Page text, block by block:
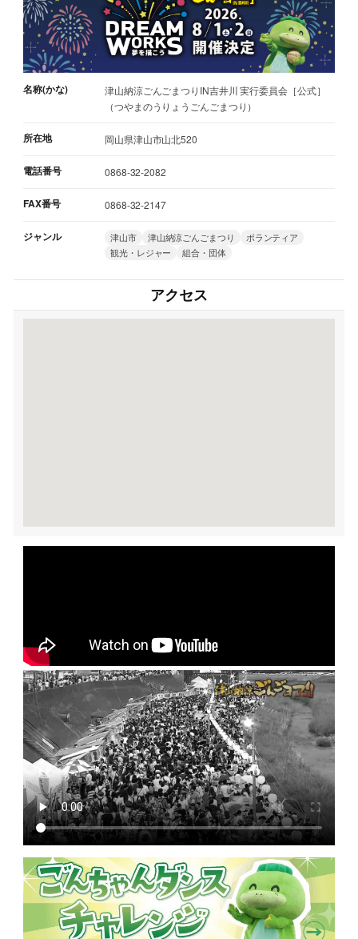
名称(かな)
津山納涼ごんごまつりIN吉井川 実行委員会［公式］
（つやまのうりょうごんごまつり）
所在地 岡山県津山市山北520
電話番号 0868-32-2082
FAX番号 0868-32-2147
ジャンル 津山市 津山納涼ごんごまつり
ボランティア
観光・レジャー
組合・団体
アクセス